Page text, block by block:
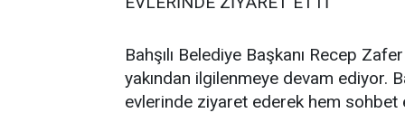
Bahşılı Belediye Başkanı Recep
yakından ilgilenmeye devam ediyor.
evlerinde ziyaret ederek hem sohbet